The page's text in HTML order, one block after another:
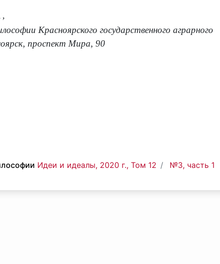
,
Красноярского государственного аграрного
проспект Мира, 90
Идеи и идеалы, 2020 г., Том 12 №3, часть 1